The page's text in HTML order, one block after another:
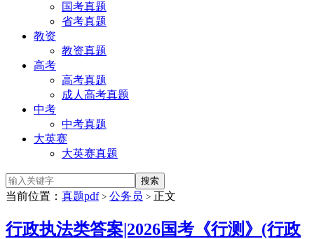
国考真题
省考真题
教资
教资真题
高考
高考真题
成人高考真题
中考
中考真题
大英赛
大英赛真题
当前位置： 真题pdf > 公务员 > 正文
行政执法类答案|2026国考《行测》(行政